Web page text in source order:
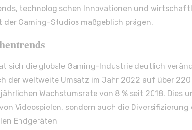
technologischen Innovationen und
Gaming-Studios maßgeblich prägen.
sich die globale Gaming-Industrie deutlich
der weltweite Umsatz im Jahr 2022 auf über 220
Wachstumsrate von 8 % seit 2018. Dies
Videospielen, sondern auch die
Endgeräten.